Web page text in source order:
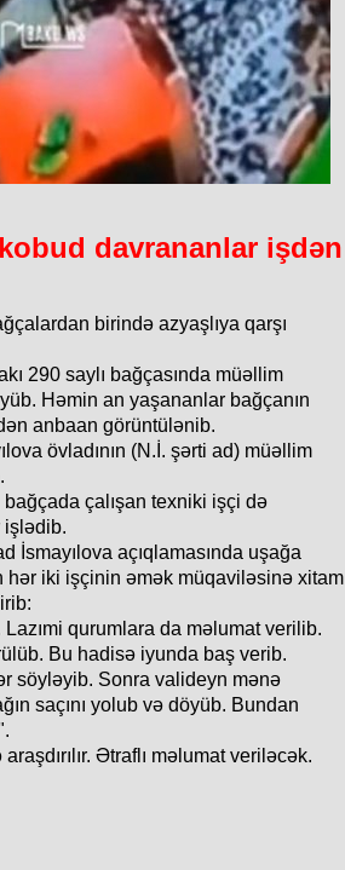
davrananlar işdən
birində azyaşlıya qarşı
290 saylı bağçasında müəllim
Həmin an yaşananlar bağçanın
anbaan görüntülənib.
övladının (N.İ. şərti ad) müəllim
çalışan texniki işçi də
işlədib.
İsmayılova açıqlamasında uşağa
iki işçinin əmək müqaviləsinə xitam
qurumlara da məlumat verilib.
Bu hadisə iyunda baş verib.
söyləyib. Sonra valideyn mənə
saçını yolub və döyüb. Bundan
Ətraflı məlumat veriləcək.